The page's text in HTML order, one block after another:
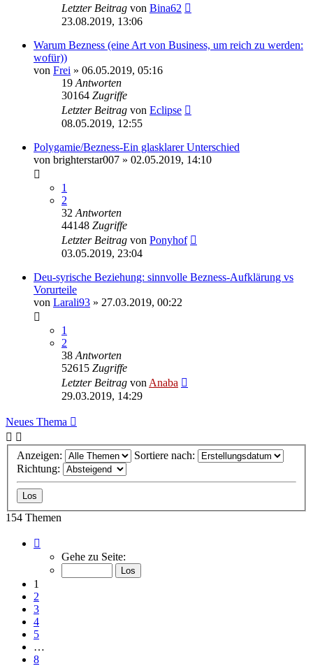
Letzter Beitrag von Bina62
23.08.2019, 13:06
Warum Bezness (eine Art von Business, um reich zu werden:
wofür))
von Frei » 06.05.2019, 05:16
19 Antworten
30164 Zugriffe
Letzter Beitrag von Eclipse
08.05.2019, 12:55
Polygamie/Bezness-Ein glasklarer Unterschied
von brighterstar007 » 02.05.2019, 14:10
1
2
32 Antworten
44148 Zugriffe
Letzter Beitrag von Ponyhof
03.05.2019, 23:04
Deu-syrische Beziehung: sinnvolle Bezness-Aufklärung vs
Vorurteile
von Larali93 » 27.03.2019, 00:22
1
2
38 Antworten
52615 Zugriffe
Letzter Beitrag von Anaba
29.03.2019, 14:29
Neues Thema
Anzeigen:
Sortiere nach:
Richtung:
154 Themen
von
Gehe zu Seite:
1
2
3
4
5
…
8